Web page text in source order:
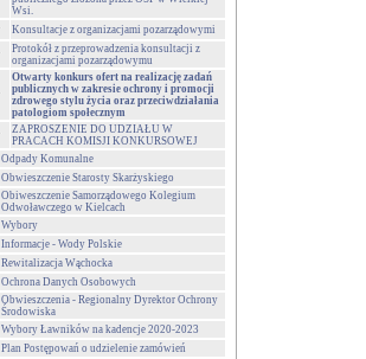
Wsi.
Konsultacje z organizacjami pozarządowymi
Protokół z przeprowadzenia konsultacji z
organizacjami pozarządowymu
Otwarty konkurs ofert na realizację zadań
publicznych w zakresie ochrony i promocji
zdrowego stylu życia oraz przeciwdziałania
patologiom społecznym
ZAPROSZENIE DO UDZIAŁU W
PRACACH KOMISJI KONKURSOWEJ
Odpady Komunalne
Obwieszczenie Starosty Skarżyskiego
Obiweszczenie Samorządowego Kolegium
Odwoławczego w Kielcach
Wybory
Informacje - Wody Polskie
Rewitalizacja Wąchocka
Ochrona Danych Osobowych
Obwieszczenia - Regionalny Dyrektor Ochrony
Środowiska
Wybory Ławników na kadencje 2020-2023
Plan Postępowań o udzielenie zamówień